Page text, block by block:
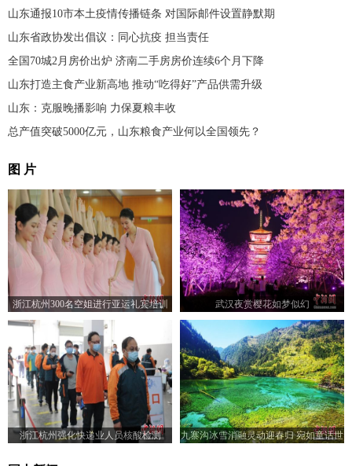
山东通报10市本土疫情传播链条 对国际邮件设置静默期
山东省政协发出倡议：同心抗疫 担当责任
全国70城2月房价出炉 济南二手房房价连续6个月下降
山东打造主食产业新高地 推动“吃得好”产品供需升级
山东：克服晚播影响 力保夏粮丰收
总产值突破5000亿元，山东粮食产业何以全国领先？
图 片
浙江杭州300名空姐进行亚运礼宾培训 武汉夜赏樱花如梦似幻
浙江杭州强化快递业人员核酸检测
九寨沟冰雪消融灵动迎春归 宛如童话世